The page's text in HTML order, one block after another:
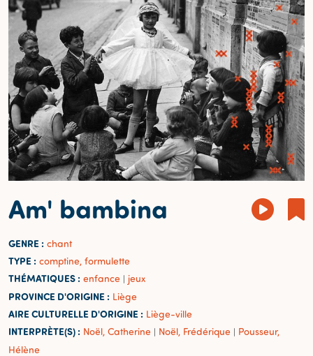
Am' bambina
GENRE : chant
TYPE : comptine, formulette
THÉMATIQUES : enfance | jeux
PROVINCE D'ORIGINE : Liège
AIRE CULTURELLE D'ORIGINE : Liège-ville
INTERPRÈTE(S) : Noël, Catherine | Noël, Frédérique | Pousseur,
Hélène